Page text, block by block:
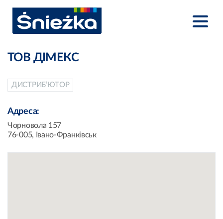
ТОВ ДІМЕКС
ДИСТРИБ’ЮТОР
Адреса:
Чорновола 157
76-005, Івано-Франківськ